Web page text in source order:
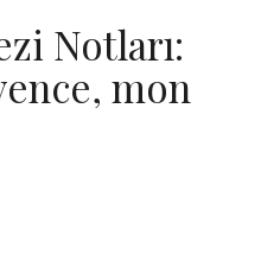
Notları:
mon